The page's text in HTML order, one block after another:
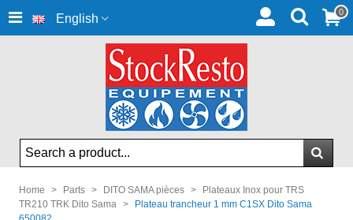
English 0
Home > Parts > DITO SAMA pièces >
Plateaux Inox pour TRS
TR210 TRK Dito Sama >
Plateau trancheur 1 mm C1SX Dito Sama